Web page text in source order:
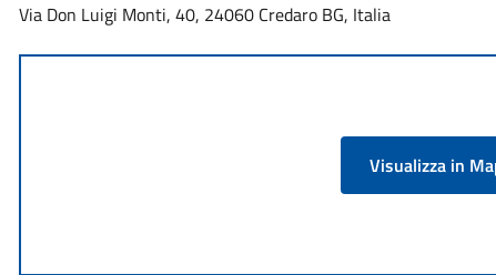
Via Don Luigi Monti, 40, 24060 Credaro BG, Italia
Visualizza in